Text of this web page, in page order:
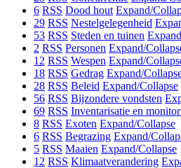
6 RSS Dood hout Expand/
29 RSS Nestelgelegenheid
53 RSS Steden en tuinen
2 RSS Personen Expand/
12 RSS Wespen Expand/
18 RSS Gedrag Expand/
28 RSS Beleid Expand/Collapse
56 RSS Bijzondere vondsten
69 RSS Inventarisatie en
8 RSS Exoten Expand/Collapse
6 RSS Begrazing Expand/
5 RSS Maaien Expand/Collapse
12 RSS Klimaatverandering